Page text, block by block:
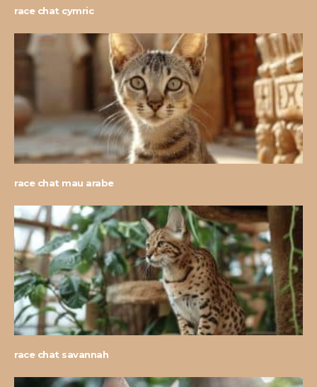
race chat cymric
race chat mau arabe
race chat savannah